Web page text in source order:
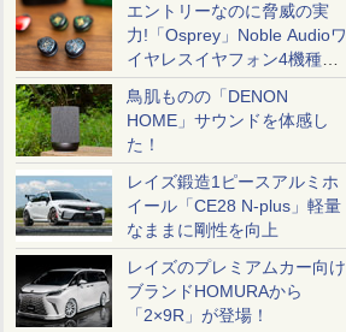
エントリーなのに脅威の実
力!「Osprey」Noble Audioワ
イヤレスイヤフォン4機種を
一気に聴く
鳥肌ものの「DENON
HOME」サウンドを体感し
た！
レイズ鍛造1ピースアルミホ
イール「CE28 N-plus」軽量
なままに剛性を向上
レイズのプレミアムカー向け
ブランドHOMURAから
「2×9R」が登場！